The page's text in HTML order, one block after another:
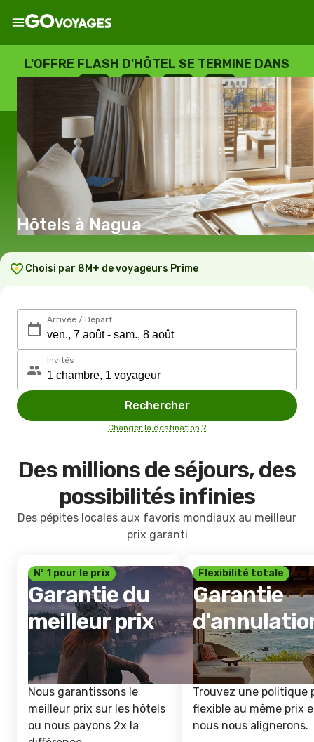
L'OFFRE FLASH D'HÔTEL SE TERMINE DANS
--
JOURS
: --
HEURES
: --
SECONDES
Hôtels à Nagua
Choisi par 8M+ de voyageurs Prime
Arrivée / Départ
Invités
Rechercher
Changer la destination ?
Des millions de séjours, des
possibilités infinies
Des pépites locales aux favoris mondiaux au meilleur
prix garanti
Nº 1 pour le prix
Garantie du
meilleur prix
Nous garantissons le
meilleur prix sur les hôtels
ou nous payons 2x la
Flexibilité totale
Garantie
Trouvez une politique
flexible au même prix
nous nous alignerons.